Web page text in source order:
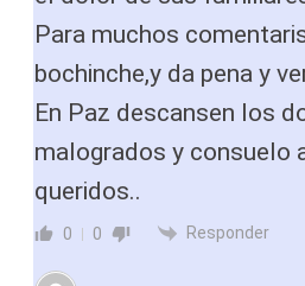
Para muchos
bochinche,y da pena y
En Paz descansen los
malogrados y consuelo
queridos..
0 0 Responder